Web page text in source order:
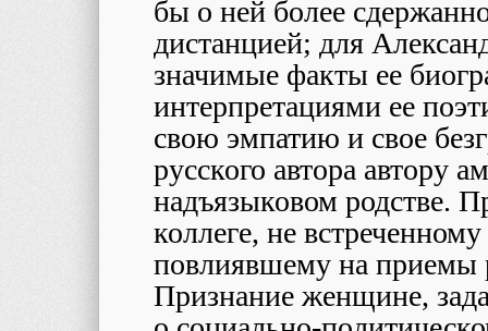
бы о ней более
дистанцией; для
значимые факты ее
интерпретациями ее
свою эмпатию и свое
русского автора автору
надъязыковом родстве.
коллеге, не
повлиявшему на приемы
Признание женщине,